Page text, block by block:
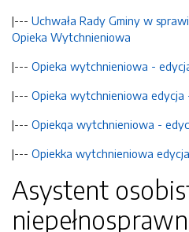
|--- Uchwała Rady Gminy w
Opieka Wytchnieniowa
|--- Opieka wytchnieniowa -
|--- Opieka wytchnieniowa edycja
|--- Opiekqa wytchnieniowa -
|--- Opiekka wytchnieniowa
Asystent